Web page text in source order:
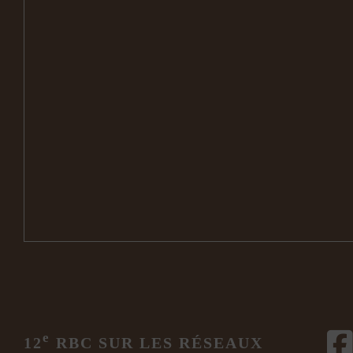
12 e RBC SUR LES RÉSEAUX